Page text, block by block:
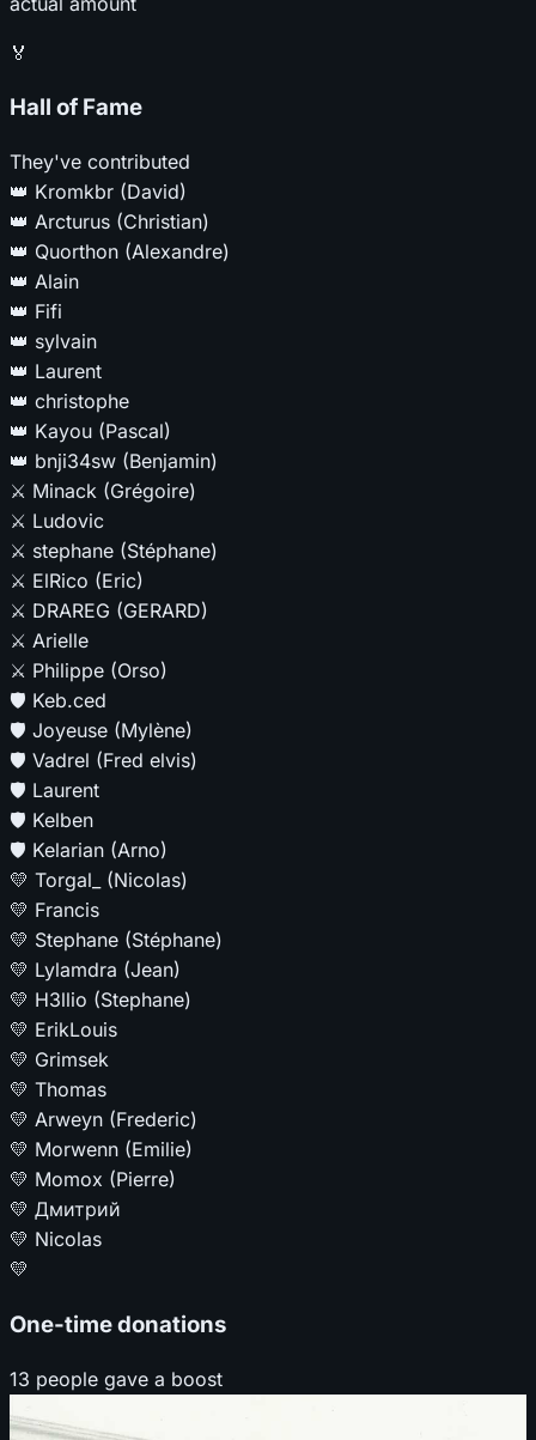
🏅
Hall of Fame
They've contributed
👑 Kromkbr (David)
👑 Arcturus (Christian)
👑 Quorthon (Alexandre)
👑 Alain
👑 Fifi
👑 sylvain
👑 Laurent
👑 christophe
👑 Kayou (Pascal)
👑 bnji34sw (Benjamin)
⚔️ Minack (Grégoire)
⚔️ Ludovic
⚔️ stephane (Stéphane)
⚔️ ElRico (Eric)
⚔️ DRAREG (GERARD)
⚔️ Arielle
⚔️ Philippe (Orso)
🛡️ Keb.ced
🛡️ Joyeuse (Mylène)
🛡️ Vadrel (Fred elvis)
🛡️ Laurent
🛡️ Kelben
🛡️ Kelarian (Arno)
💛 Torgal_ (Nicolas)
💛 Francis
💛 Stephane (Stéphane)
💛 Lylamdra (Jean)
💛 H3llio (Stephane)
💛 ErikLouis
💛 Grimsek
💛 Thomas
💛 Arweyn (Frederic)
💛 Morwenn (Emilie)
💛 Momox (Pierre)
💛 Дмитрий
💛 Nicolas
💛
One-time donations
13 people gave a boost